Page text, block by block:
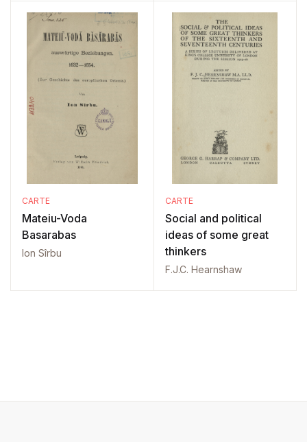
CARTE
Mateiu-Voda
Basarabas
Ion Sîrbu
CARTE
Social and political
ideas of some great
thinkers
F.J.C. Hearnshaw